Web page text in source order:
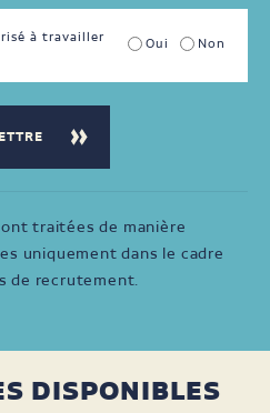
à travailler
Oui Non
traitées de manière
uniquement dans le cadre
de recrutement.
DISPONIBLES